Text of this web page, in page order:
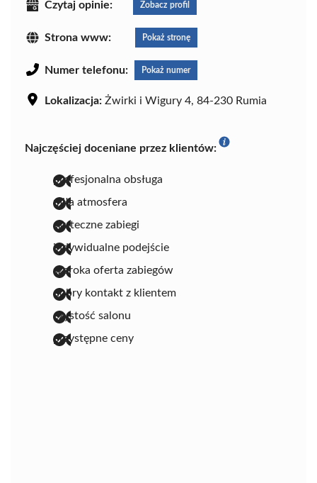
Czytaj opinie: Zobacz profil
Strona www: Pokaż stronę
Numer telefonu: Pokaż numer
Lokalizacja: Żwirki i Wigury 4, 84-230 Rumia
Najczęściej doceniane przez klientów:
profesjonalna obsługa
miła atmosfera
skuteczne zabiegi
indywidualne podejście
szeroka oferta zabiegów
dobry kontakt z klientem
czystość salonu
przystępne ceny